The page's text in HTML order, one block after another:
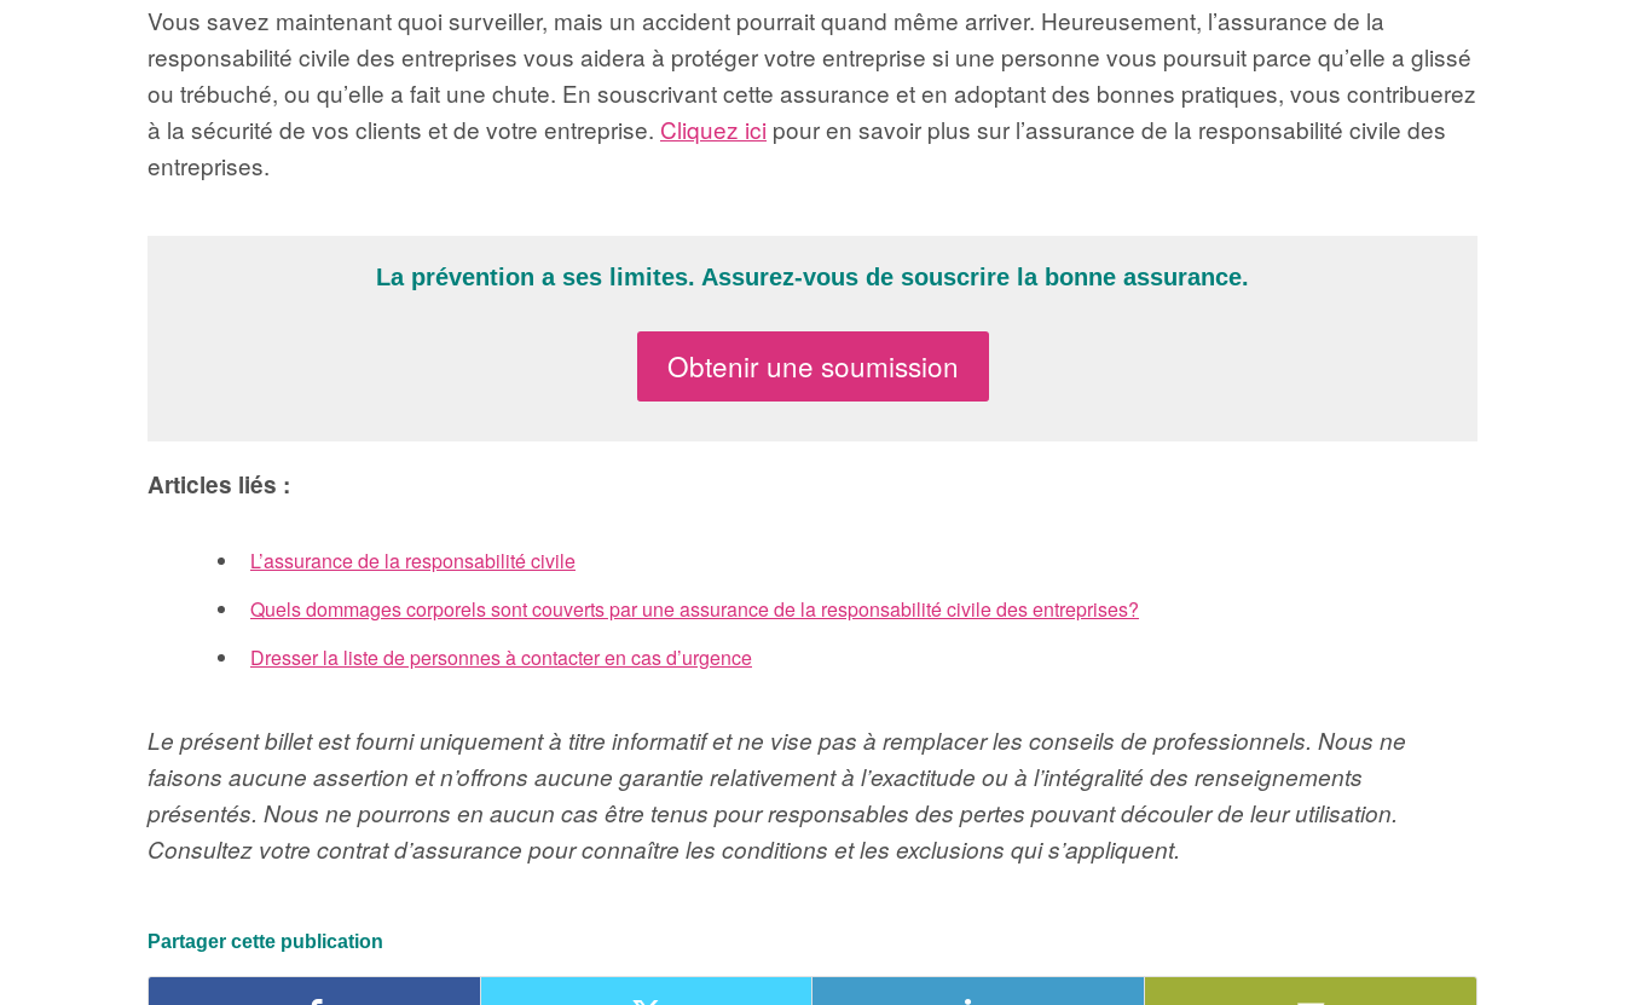
Vous savez maintenant quoi surveiller, mais un accident pourrait quand même arriver. Heureusement, l’assurance de la
responsabilité civile des entreprises vous aidera à protéger votre entreprise si une personne vous poursuit parce qu’elle a glissé
ou trébuché, ou qu’elle a fait une chute. En souscrivant cette assurance et en adoptant des bonnes pratiques, vous contribuerez
à la sécurité de vos clients et de votre entreprise. Cliquez ici pour en savoir plus sur l’assurance de la responsabilité civile des
entreprises.
La prévention a ses limites. Assurez-vous de souscrire la bonne assurance.
Obtenir une soumission
Articles liés :
L’assurance de la responsabilité civile
Quels dommages corporels sont couverts par une assurance de la responsabilité civile des entreprises?
Dresser la liste de personnes à contacter en cas d’urgence
Le présent billet est fourni uniquement à titre informatif et ne vise pas à remplacer les conseils de professionnels. Nous ne
faisons aucune assertion et n’offrons aucune garantie relativement à l’exactitude ou à l’intégralité des renseignements
présentés. Nous ne pourrons en aucun cas être tenus pour responsables des pertes pouvant découler de leur utilisation.
Consultez votre contrat d’assurance pour connaître les conditions et les exclusions qui s’appliquent.
Partager cette publication